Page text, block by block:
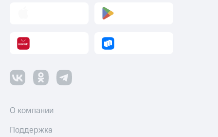
О компании
Поддержка